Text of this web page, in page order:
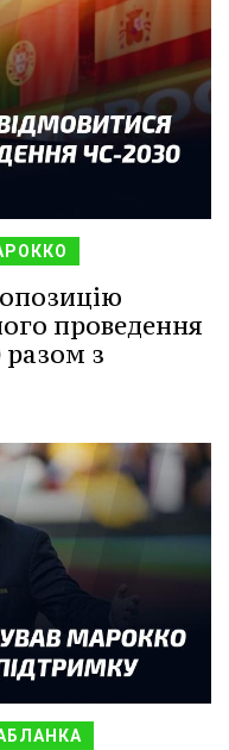
проведення
разом з